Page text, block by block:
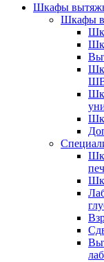
Шкафы
Шкафы